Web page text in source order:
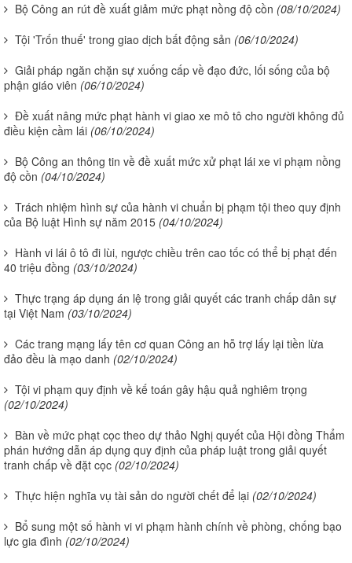
Bộ Công an rút đề xuất giảm mức phạt nồng độ cồn (08/10/2024)
Tội 'Trốn thuế' trong giao dịch bất động sản (06/10/2024)
Giải pháp ngăn chặn sự xuống cấp về đạo đức, lối sống của bộ
phận giáo viên (06/10/2024)
Đề xuất nâng mức phạt hành vi giao xe mô tô cho người không đủ
điều kiện cầm lái (06/10/2024)
Bộ Công an thông tin về đề xuất mức xử phạt lái xe vi phạm nồng
độ cồn (04/10/2024)
Trách nhiệm hình sự của hành vi chuẩn bị phạm tội theo quy định
của Bộ luật Hình sự năm 2015 (04/10/2024)
Hành vi lái ô tô đi lùi, ngược chiều trên cao tốc có thể bị phạt đến
40 triệu đồng (03/10/2024)
Thực trạng áp dụng án lệ trong giải quyết các tranh chấp dân sự
tại Việt Nam (03/10/2024)
Các trang mạng lấy tên cơ quan Công an hỗ trợ lấy lại tiền lừa
đảo đều là mạo danh (02/10/2024)
Tội vi phạm quy định về kế toán gây hậu quả nghiêm trọng
(02/10/2024)
Bàn về mức phạt cọc theo dự thảo Nghị quyết của Hội đồng Thẩm
phán hướng dẫn áp dụng quy định của pháp luật trong giải quyết
tranh chấp về đặt cọc (02/10/2024)
Thực hiện nghĩa vụ tài sản do người chết để lại (02/10/2024)
Bổ sung một số hành vi vi phạm hành chính về phòng, chống bạo
lực gia đình (02/10/2024)